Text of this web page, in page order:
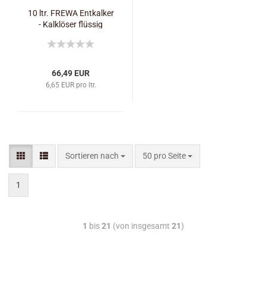
10 ltr. FREWA Entkalker
- Kalklöser flüssig
66,49 EUR
6,65 EUR pro ltr.
Sortieren nach 50 pro Seite
1
1 bis21 (von insgesamt 21)